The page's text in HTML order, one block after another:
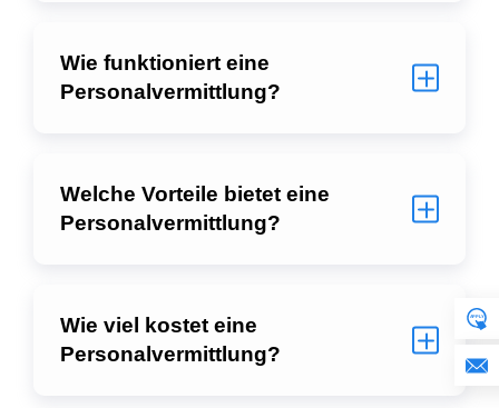
Wie funktioniert eine
Personalvermittlung?
Welche Vorteile bietet eine
Personalvermittlung?
Wie viel kostet eine
Personalvermittlung?